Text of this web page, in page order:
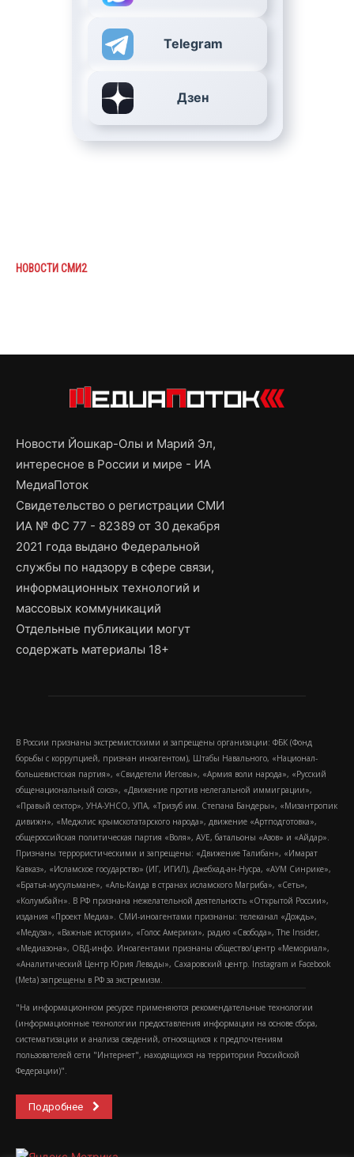
Telegram
Дзен
НОВОСТИ СМИ2
Новости Йошкар-Олы и Марий Эл,
интересное в России и мире - ИА
МедиаПоток
Свидетельство о регистрации СМИ
ИА № ФС 77 - 82389 от 30 декабря
2021 года выдано Федеральной
службы по надзору в сфере связи,
информационных технологий и
массовых коммуникаций
Отдельные публикации могут
содержать материалы 18+
В России признаны экстремистскими и запрещены организации: ФБК (Фонд
борьбы с коррупцией, признан иноагентом), Штабы Навального, «Национал-
большевистская партия», «Свидетели Иеговы», «Армия воли народа», «Русский
общенациональный союз», «Движение против нелегальной иммиграции»,
«Правый сектор», УНА-УНСО, УПА, «Тризуб им. Степана Бандеры», «Мизантропик
дивижн», «Меджлис крымскотатарского народа», движение «Артподготовка»,
общероссийская политическая партия «Воля», АУЕ, батальоны «Азов» и «Айдар».
Признаны террористическими и запрещены: «Движение Талибан», «Имарат
Кавказ», «Исламское государство» (ИГ, ИГИЛ), Джебхад-ан-Нусра, «АУМ Синрике»,
«Братья-мусульмане», «Аль-Каида в странах исламского Магриба», «Сеть»,
«Колумбайн». В РФ признана нежелательной деятельность «Открытой России»,
издания «Проект Медиа». СМИ-иноагентами признаны: телеканал «Дождь»,
«Медуза», «Важные истории», «Голос Америки», радио «Свобода», The Insider,
«Медиазона», ОВД-инфо. Иноагентами признаны общество/центр «Мемориал»,
«Аналитический Центр Юрия Левады», Сахаровский центр. Instagram и Facebook
(Metа) запрещены в РФ за экстремизм.
"На информационном ресурсе применяются рекомендательные технологии
(информационные технологии предоставления информации на основе сбора,
систематизации и анализа сведений, относящихся к предпочтениям
пользователей сети "Интернет", находящихся на территории Российской
Федерации)".
Подробнее